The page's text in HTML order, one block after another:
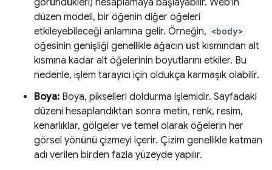
göründükleri) hesaplamaya başlayabilir. Web'in
düzen modeli, bir öğenin diğer öğeleri
etkileyebileceği anlamına gelir. Örneğin, <body>
öğesinin genişliği genellikle ağacın üst kısmından alt
kısmına kadar alt öğelerinin boyutlarını etkiler. Bu
nedenle, işlem tarayıcı için oldukça karmaşık olabilir.
Boya: Boya, pikselleri doldurma işlemidir. Sayfadaki
düzeni hesaplandıktan sonra metin, renk, resim,
kenarlıklar, gölgeler ve temel olarak öğelerin her
görsel yönünü çizmeyi içerir. Çizim genellikle katman
adı verilen birden fazla yüzeyde yapılır.